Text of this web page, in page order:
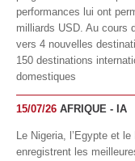
performances lui ont
milliards USD. Au cours
vers 4 nouvelles
150 destinations
domestiques
15/07/26 AFRIQUE - IA
Le Nigeria, l’Egypte et
enregistrent les